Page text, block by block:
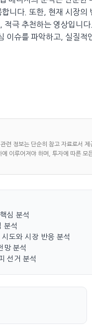
니다. 또한, 현재 시장
극 추천하는 영상입니
이슈를 파악하고, 실질적
련 정보는 단순히 참고 자료로서
이루어져야 하며, 투자에 따른 모
심 분석
분석
도와 시장 반응 분석
망 분석
선거 분석